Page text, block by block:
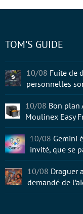
TOM'S GUIDE
10/08 Fuite de
personnelles
10/08 Bon plan
Moulinex Easy
10/08 Gemini
invité, que se
10/08 Draguer
demandé de